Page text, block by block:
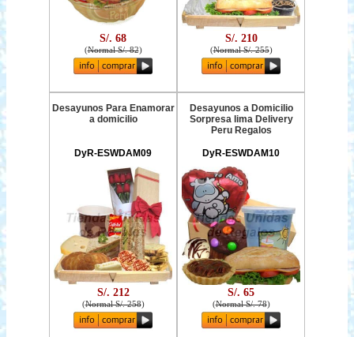
S/. 68
(Normal S/. 82)
S/. 210
(Normal S/. 255)
Desayunos Para Enamorar
a domicilio
DyR-ESWDAM09
S/. 212
(Normal S/. 258)
Desayunos a Domicilio
Sorpresa lima Delivery
Peru Regalos
DyR-ESWDAM10
S/. 65
(Normal S/. 78)